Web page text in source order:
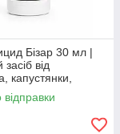
Бізар 30 мл |
від
капустянки,
та інших
шкідників